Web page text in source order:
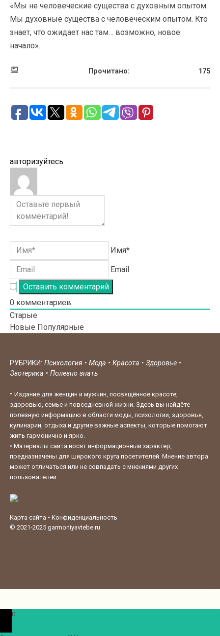
«Мы не человеческие существа с духовным опытом.
Мы духовные существа с человеческим опытом. Кто
знает, что ожидает нас там… возможно, новое
начало».
Прочитано: 175
авторизуйтесь
Имя*
Email
0 комментариев
Старые
Новые Популярные
РУБРИКИ: Психология • Мода • Красота • Здоровье •
Эзотерика • Полезно знать
• Издание для женщин и мужчин, посвящённое красоте,
здоровью, семье и повседневной жизни. Здесь вы найдёте
полезную информацию в области моды, психологии, здоровья,
кулинарии, отдыха и другие важные аспекты, которые помогают
жить гармонично и ярко.
• Материалы сайта носят информационный характер,
предназначены для широкого круга посетителей. Мнение автора
может отличаться или не совпадать с мнениями других
пользователей.
Карта сайта • Конфиденциальность
© 2021-2025 garmoniyavtebe.ru
0